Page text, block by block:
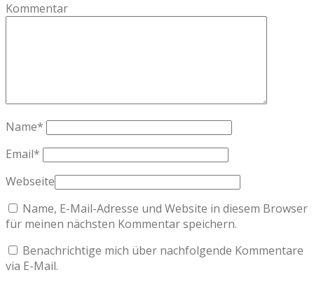
Kommentar
Name*
Email*
Webseite
Name, E-Mail-Adresse und Website in diesem Browser
für meinen nächsten Kommentar speichern.
Benachrichtige mich über nachfolgende Kommentare
via E-Mail.